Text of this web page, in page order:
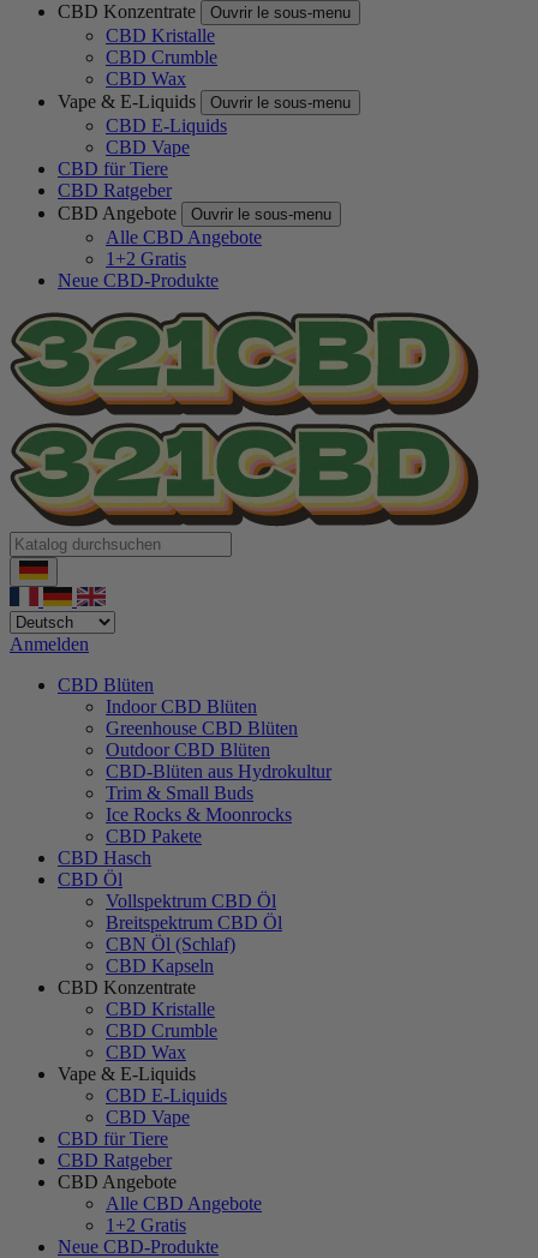
CBD Konzentrate
Ouvrir le sous-menu
CBD Kristalle
CBD Crumble
CBD Wax
Vape & E-Liquids
Ouvrir le sous-menu
CBD E-Liquids
CBD Vape
CBD für Tiere
CBD Ratgeber
CBD Angebote
Ouvrir le sous-menu
Alle CBD Angebote
1+2 Gratis
Neue CBD-Produkte
Anmelden
CBD Blüten
Indoor CBD Blüten
Greenhouse CBD Blüten
Outdoor CBD Blüten
CBD-Blüten aus Hydrokultur
Trim & Small Buds
Ice Rocks & Moonrocks
CBD Pakete
CBD Hasch
CBD Öl
Vollspektrum CBD Öl
Breitspektrum CBD Öl
CBN Öl (Schlaf)
CBD Kapseln
CBD Konzentrate
CBD Kristalle
CBD Crumble
CBD Wax
Vape & E-Liquids
CBD E-Liquids
CBD Vape
CBD für Tiere
CBD Ratgeber
CBD Angebote
Alle CBD Angebote
1+2 Gratis
Neue CBD-Produkte